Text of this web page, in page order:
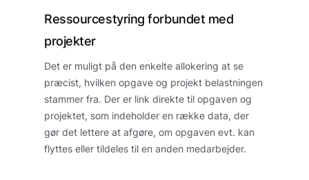
Ressourcestyring forbundet med
projekter
Det er muligt på den enkelte allokering at se
præcist, hvilken opgave og projekt belastningen
stammer fra. Der er link direkte til opgaven og
projektet, som indeholder en række data, der
gør det lettere at afgøre, om opgaven evt. kan
flyttes eller tildeles til en anden medarbejder.